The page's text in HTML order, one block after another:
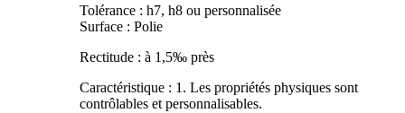
Tolérance : h7, h8 ou personnalisée
Surface : Polie
Rectitude : à 1,5‰ près
Caractéristique : 1. Les propriétés physiques sont
contrôlables et personnalisables.